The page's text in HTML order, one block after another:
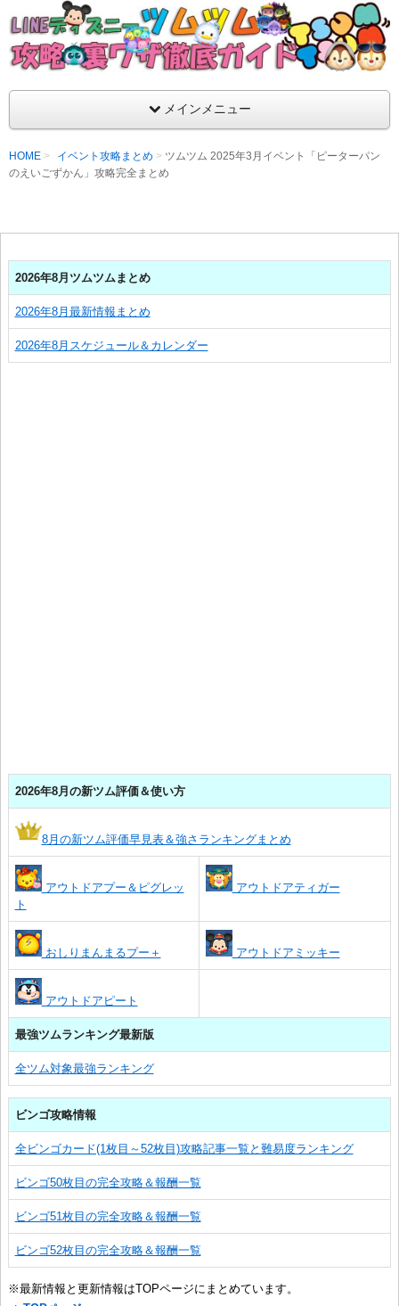
LINEディズニー ツムツム攻略・裏ワザ徹底
支持率No1！痒いところに手が届くツムツム攻略サイト！新ツ
ラ評価も丁寧に解説！ツムツムを120％楽しめるサイトを目指し
メインメニュー
HOME イベント攻略まとめ
ツムツム 2025年3月イベント「ピーターパン
のえいごずかん」攻略完全まとめ
2026年8月ツムツムまとめ
2026年8月最新情報まとめ
2026年8月スケジュール＆カレンダー
2026年8月の新ツム評価＆使い方
8月の新ツム評価早見表＆強さランキングまとめ
アウトドアプー＆ピグレッ
ト
アウトドアティガー
おしりまんまるプー＋ アウトドアミッキー
アウトドアピート
最強ツムランキング最新版
全ツム対象最強ランキング
ビンゴ攻略情報
全ビンゴカード(1枚目～52枚目)攻略記事一覧と難易度ランキング
ビンゴ50枚目の完全攻略＆報酬一覧
ビンゴ51枚目の完全攻略＆報酬一覧
ビンゴ52枚目の完全攻略＆報酬一覧
※最新情報と更新情報はTOPページにまとめています。